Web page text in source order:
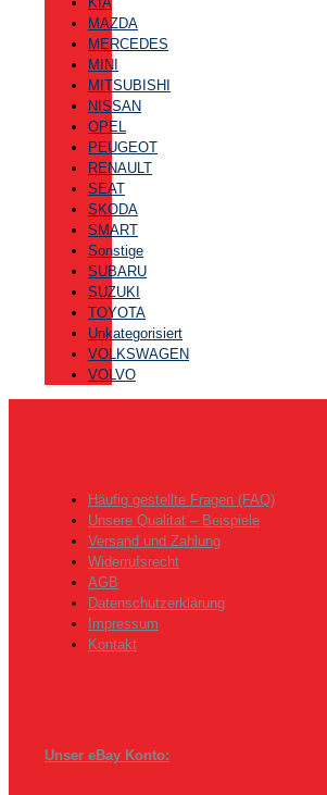
MAZDA
MERCEDES
MINI
MITSUBISHI
NISSAN
OPEL
PEUGEOT
RENAULT
SEAT
SKODA
SMART
Sonstige
SUBARU
SUZUKI
TOYOTA
Unkategorisiert
VOLKSWAGEN
VOLVO
Häufig gestellte Fragen (FAQ)
Unsere Qualitat – Beispiele
Versand und Zahlung
Widerrufsrecht
AGB
Datenschutzerklärung
Impressum
Kontakt
Unser eBay Konto: